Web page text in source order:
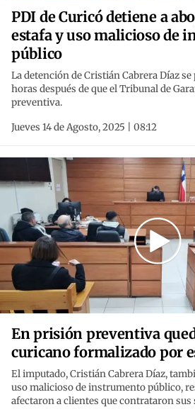
PDI de Curicó detiene a
estafa y uso malicioso de
público
La detención de Cristián Cabrera Díaz
horas después de que el Tribunal de
preventiva.
Jueves 14 de Agosto, 2025 | 08:12
En prisión preventiva
curicano formalizado por
El imputado, Cristián Cabrera Díaz,
uso malicioso de instrumento público,
afectaron a clientes que contrataron sus